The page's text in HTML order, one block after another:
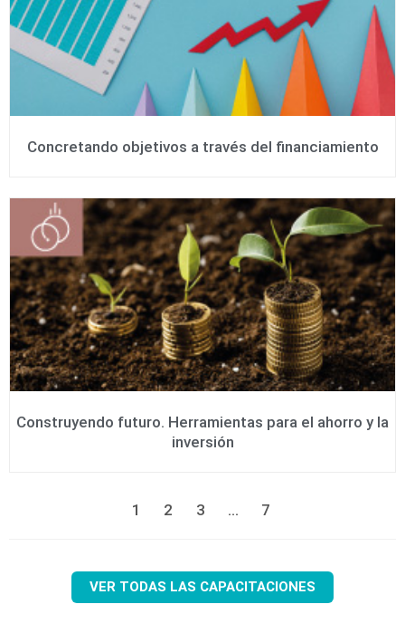
Concretando objetivos a través del financiamiento
Construyendo futuro. Herramientas para el ahorro y la
inversión
1 2 3 … 7
VER TODAS LAS CAPACITACIONES